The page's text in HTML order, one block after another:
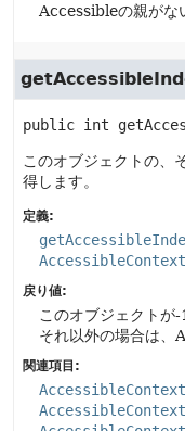
Accessibleの親がな
public int
このオブジェクトの、
得します。
定義:
AccessibleContext
戻り値:
このオブジェクトが
それ以外の場合は、
関連項目: